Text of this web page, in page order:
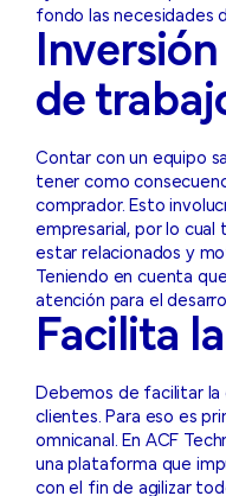
fondo las necesidades
de
Contar con un equipo
tener como
comprador. Esto
empresarial, por lo
estar relacionados y
Teniendo en cuenta
atención para el
Facilita
Debemos de facilitar la
clientes. Para eso es
omnicanal. En ACF
una plataforma que
con el fin de agilizar